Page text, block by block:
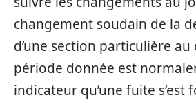
changement soudain de la
d’une section particulière au
période donnée est
indicateur qu’une fuite s’est